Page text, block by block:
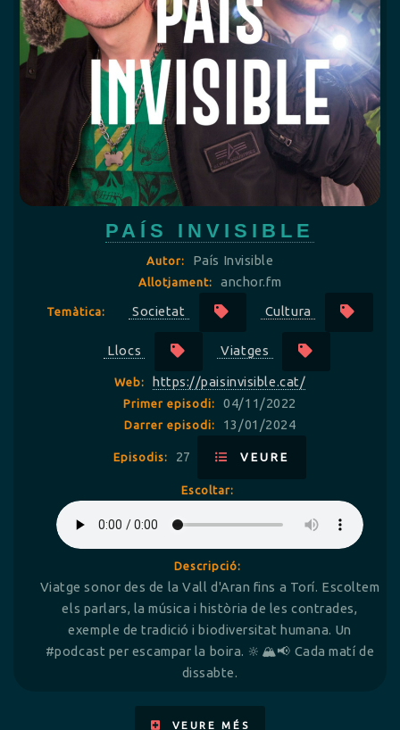
PAÍS INVISIBLE
Autor: País Invisible
Allotjament: anchor.fm
Temàtica: Societat Cultura
Llocs Viatges
Web: https://paisinvisible.cat/
Primer episodi: 04/11/2022
Darrer episodi: 13/01/2024
Episodis: 27 VEURE
Escoltar:
Descripció:
Viatge sonor des de la Vall d'Aran fins a Torí. Escoltem
els parlars, la música i història de les contrades,
exemple de tradició i biodiversitat humana. Un
#podcast per escampar la boira. 🔆🏔📢 Cada matí de
dissabte.
VEURE MÉS